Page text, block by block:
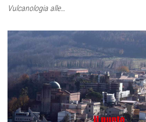
Vulcanologia alle…